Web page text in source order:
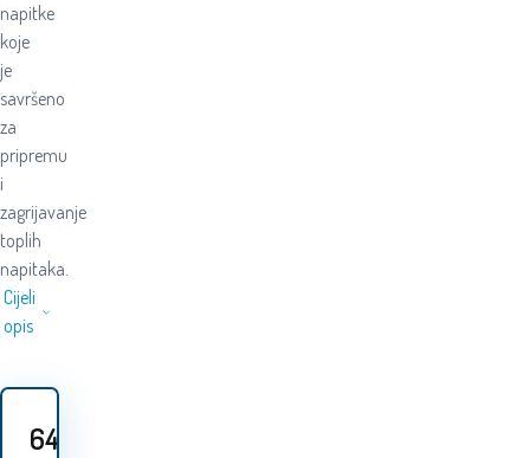
napitke
koje
je
savršeno
za
pripremu
i
zagrijavanje
toplih
napitaka.
Cijeli
opis
64.50